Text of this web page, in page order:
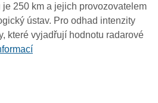
250 km a jejich provozovatelem
ústav. Pro odhad intenzity
které vyjadřují hodnotu radarové